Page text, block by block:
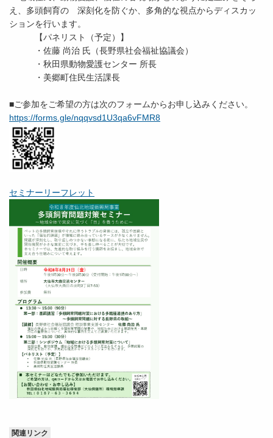
え、多頭飼育の 深刻化を防ぐか、多角的な視点からディスカッ
ションを行います。
【パネリスト（予定）】
・佐藤 尚治 氏（長野県社会福祉協議会）
・秋田県動物愛護センター 所長
・美郷町住民生活課長
■ご参加をご希望の方は次のフォームからお申し込みください。
https://forms.gle/nqqvsd1U3qa6vFMR8
セミナーリーフレット
関連リンク